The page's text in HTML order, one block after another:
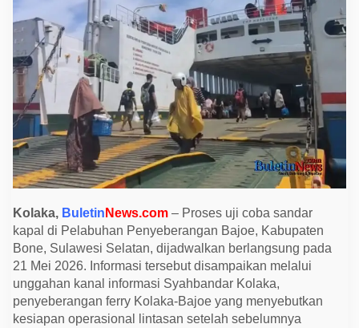
K
o
l
a
-
B
a
j
o
e
S
e
g
r
a
P
u
l
i
h
,
U
j
Kolaka, Buletin News.com – Proses uji coba sandar
kapal di Pelabuhan Penyeberangan Bajoe, Kabupaten
Bone, Sulawesi Selatan, dijadwalkan berlangsung pada
21 Mei 2026. Informasi tersebut disampaikan melalui
unggahan kanal informasi Syahbandar Kolaka,
penyeberangan ferry Kolaka-Bajoe yang menyebutkan
kesiapan operasional lintasan setelah sebelumnya